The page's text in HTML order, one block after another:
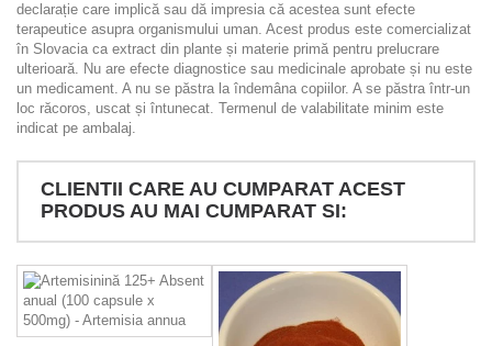
declarație care implică sau dă impresia că acestea sunt efecte
terapeutice asupra organismului uman. Acest produs este comercializat
în Slovacia ca extract din plante și materie primă pentru prelucrare
ulterioară. Nu are efecte diagnostice sau medicinale aprobate și nu este
un medicament. A nu se păstra la îndemâna copiilor. A se păstra într-un
loc răcoros, uscat și întunecat. Termenul de valabilitate minim este
indicat pe ambalaj.
CLIENTII CARE AU CUMPARAT ACEST
PRODUS AU MAI CUMPARAT SI: